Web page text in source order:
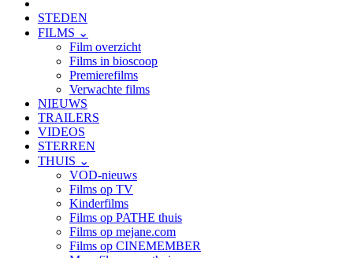
STEDEN
FILMS ⌄
Film overzicht
Films in bioscoop
Premierefilms
Verwachte films
NIEUWS
TRAILERS
VIDEOS
STERREN
THUIS ⌄
VOD-nieuws
Films op TV
Kinderfilms
Films op PATHE thuis
Films op mejane.com
Films op CINEMEMBER